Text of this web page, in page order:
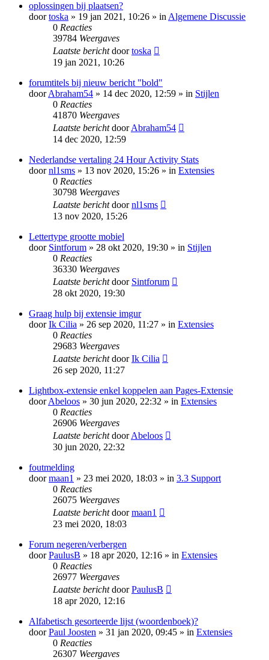
oplossingen bij plaatsen?
doortoska » 19 jan 2021, 10:26 » inAlgemene Discussie
0 Reacties
39784 Weergaves
Laatste berichtdoortoska
19 jan 2021, 10:26
forumtitels bij nieuw bericht "bold"
doorAbraham54 » 14 dec 2020, 12:59 » in Stijlen
0 Reacties
41870 Weergaves
Laatste berichtdoorAbraham54
14 dec 2020, 12:59
Nederlandse vertaling 24 Hour Activity Stats
doornl1sms » 13 nov 2020, 15:26 » in Extensies
0 Reacties
30798 Weergaves
Laatste berichtdoornl1sms
13 nov 2020, 15:26
Lettertype grootte mobiel
door Sintforum » 28 okt 2020, 19:30 » in Stijlen
0 Reacties
36330 Weergaves
Laatste berichtdoor Sintforum
28 okt 2020, 19:30
Graag hulp bij extensie imgur
doorIk Cilia » 26 sep 2020, 11:27 » in Extensies
0 Reacties
29683 Weergaves
Laatste berichtdoorIk Cilia
26 sep 2020, 11:27
Lightbox-extensie enkel koppelen aan Pages-Extensie
doorAbeloos » 30 jun 2020, 22:32 » in Extensies
0 Reacties
26906 Weergaves
Laatste berichtdoorAbeloos
30 jun 2020, 22:32
foutmelding
doormaan1 » 23 mei 2020, 18:03 » in 3.3 Support
0 Reacties
26075 Weergaves
Laatste berichtdoormaan1
23 mei 2020, 18:03
Forum negeren/verbergen
doorPaulusB » 18 apr 2020, 12:16 » in Extensies
0 Reacties
26977 Weergaves
Laatste berichtdoorPaulusB
18 apr 2020, 12:16
Alfabetisch gesorteerde lijst (woordenboek)?
doorPaul Joosten » 31 jan 2020, 09:45 » in Extensies
0 Reacties
26307 Weergaves